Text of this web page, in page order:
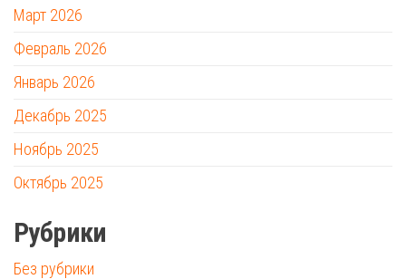
Март 2026
Февраль 2026
Январь 2026
Декабрь 2025
Ноябрь 2025
Октябрь 2025
Рубрики
Без рубрики